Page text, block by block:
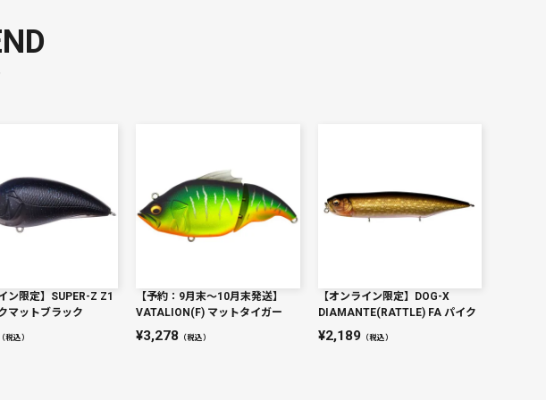
ン限定】SUPER-Z Z1
マットブラック
税込）
【予約：9月末～10月末発送】
VATALION(F) マットタイガー
3,278 （税込）
【オンライン限定】DOG-X
DIAMANTE(RATTLE) FA パイク
2,189（税込）